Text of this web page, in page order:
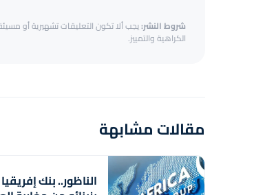
شروط النشر:يجب ألا تكون التعليقات تشهيرية أو
الكراهية والتمييز.
مقالات مشابهة
الناظور.. بنك